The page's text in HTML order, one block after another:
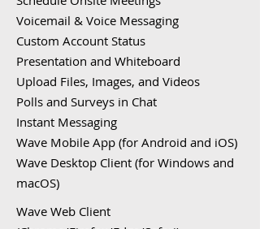
Voicemail & Voice Messaging
Custom Account Status
Presentation and Whiteboard
Upload Files, Images, and Videos
Polls and Surveys in Chat
Instant Messaging
Wave Mobile App (for Android and iOS)
Wave Desktop Client (for Windows and
macOS)
Wave Web Client